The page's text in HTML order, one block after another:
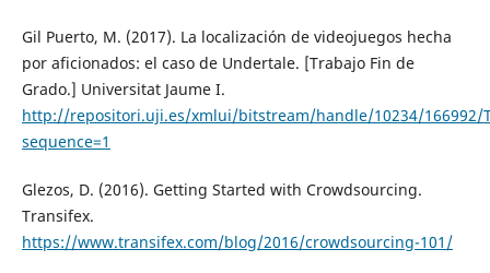
Gil Puerto, M. (2017). La localización de videojuegos hecha
por aficionados: el caso de Undertale. [Trabajo Fin de
Grado.] Universitat Jaume I.
http://repositori.uji.es/xmlui/bitstream/handle/10234/166992/
sequence=1
Glezos, D. (2016). Getting Started with Crowdsourcing.
Transifex.
https://www.transifex.com/blog/2016/crowdsourcing-101/